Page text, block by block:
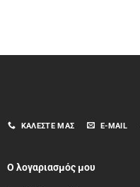
ΚΑΛΈΣΤΕ ΜΑΣ E-MAIL
Ο λογαριασμός μου